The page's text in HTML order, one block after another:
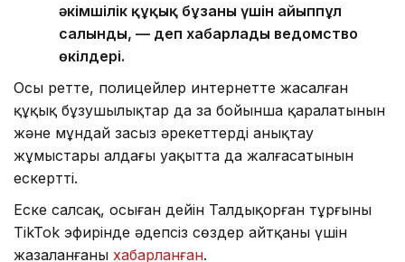
әкімшілік құқық бұзғаны үшін айыппұл
салынды, — деп хабарлады ведомство
өкілдері.
Осы ретте, полицейлер интернетте жасалған
құқық бұзушылықтар да заң бойынша қаралатынын
және мұндай заңсыз әрекеттерді анықтау
жұмыстары алдағы уақытта да жалғасатынын
ескертті.
Еске салсақ, осыған дейін Талдықорған тұрғыны
TikTok эфирінде әдепсіз сөздер айтқаны үшін
жазаланғаны хабарланған.